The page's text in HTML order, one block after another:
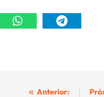
Anterior: